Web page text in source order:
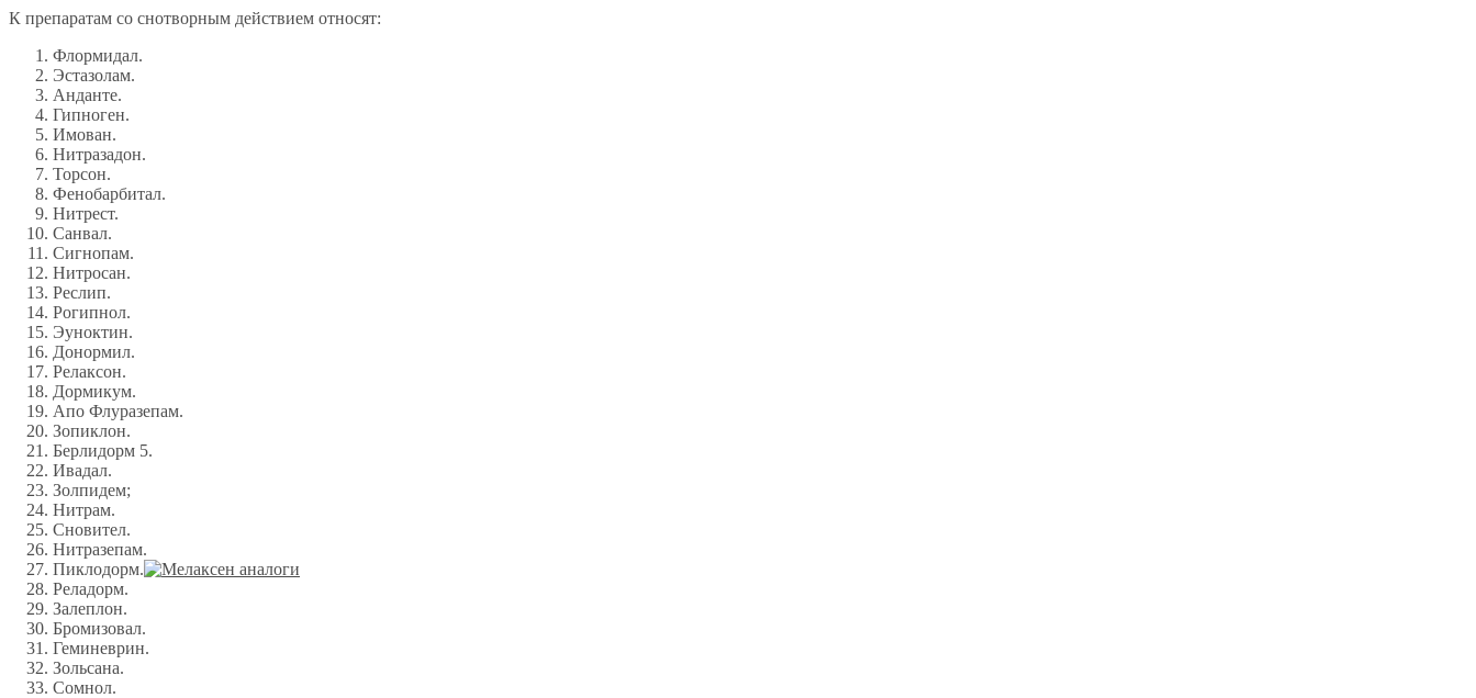
К препаратам со снотворным действием относят:
Флормидал.
Эстазолам.
Анданте.
Гипноген.
Имован.
Нитразадон.
Торсон.
Фенобарбитал.
Нитрест.
Санвал.
Сигнопам.
Нитросан.
Реслип.
Рогипнол.
Эуноктин.
Донормил.
Релаксон.
Дормикум.
Апо Флуразепам.
Зопиклон.
Берлидорм 5.
Ивадал.
Золпидем;
Нитрам.
Сновител.
Нитразепам.
Пиклодорм.
Реладорм.
Залеплон.
Бромизовал.
Геминеврин.
Зольсана.
Сомнол.